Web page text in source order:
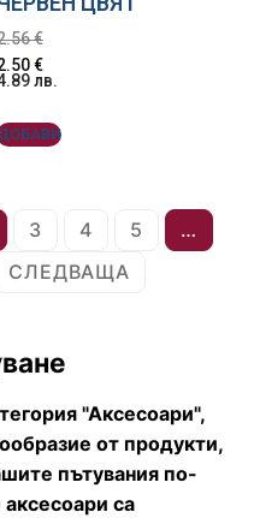
€
€
лв.
3 4 5
…
СЛЕДВАЩА
"Аксесоари",
от продукти,
пътувания по-
са